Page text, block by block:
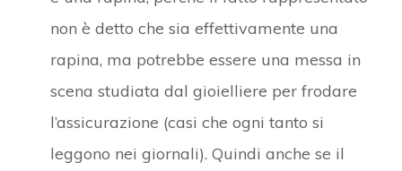
non è detto che sia effettivamente una
rapina, ma potrebbe essere una messa in
scena studiata dal gioielliere per frodare
l’assicurazione (casi che ogni tanto si
leggono nei giornali). Quindi anche se il